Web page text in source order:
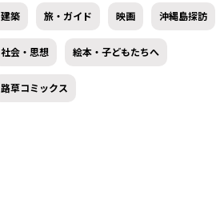
建築 旅・ガイド 映画 沖縄島探訪
社会・思想 絵本・子どもたちへ
路草コミックス